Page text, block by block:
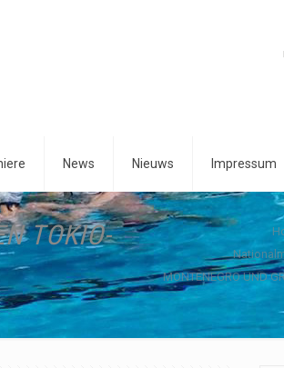
News Nieuws Impressum
TOKIO-
MONTENEGRO UND